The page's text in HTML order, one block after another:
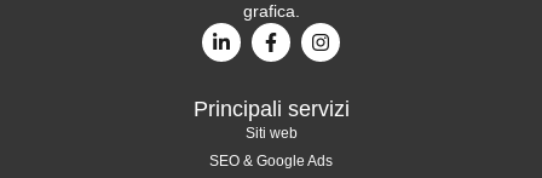
grafica.
Principali servizi
Siti web
SEO & Google Ads